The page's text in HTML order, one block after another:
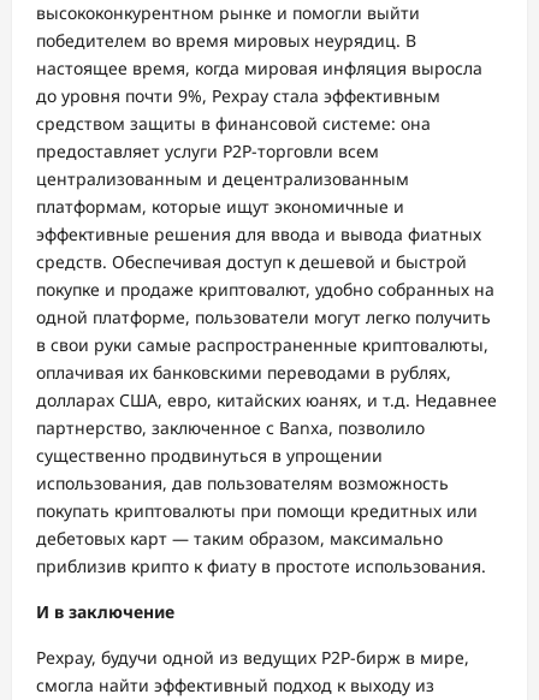
высококонкурентном рынке и помогли выйти
победителем во время мировых неурядиц. В
настоящее время, когда мировая инфляция выросла
до уровня почти 9%, Pexpay стала эффективным
средством защиты в финансовой системе: она
предоставляет услуги P2P-торговли всем
централизованным и децентрализованным
платформам, которые ищут экономичные и
эффективные решения для ввода и вывода фиатных
средств. Обеспечивая доступ к дешевой и быстрой
покупке и продаже криптовалют, удобно собранных на
одной платформе, пользователи могут легко получить
в свои руки самые распространенные криптовалюты,
оплачивая их банковскими переводами в рублях,
долларах США, евро, китайских юанях, и т.д. Недавнее
партнерство, заключенное с Banxa, позволило
существенно продвинуться в упрощении
использования, дав пользователям возможность
покупать криптовалюты при помощи кредитных или
дебетовых карт — таким образом, максимально
приблизив крипто к фиату в простоте использования.
И в заключение
Pexpay, будучи одной из ведущих P2P-бирж в мире,
смогла найти эффективный подход к выходу из